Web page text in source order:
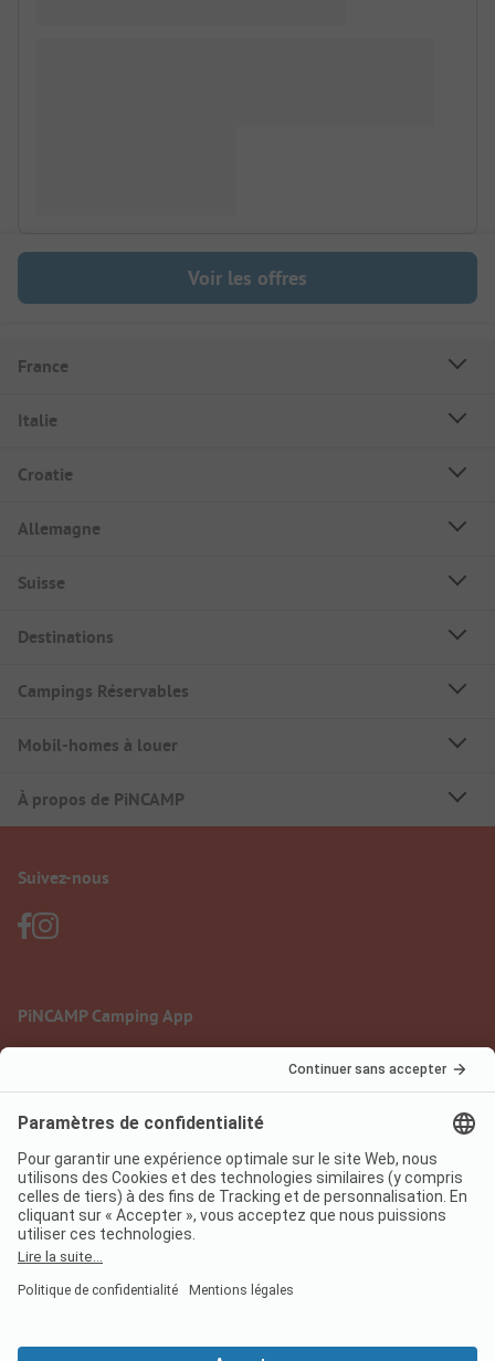
Voir les offres
France
Italie
Croatie
Allemagne
Suisse
Destinations
Campings Réservables
Mobil-homes à louer
À propos de PiNCAMP
Suivez-nous
PiNCAMP Camping App
Mentions légales
Protection des données
Conditions d'utilisation
Règlement sur les services numériques